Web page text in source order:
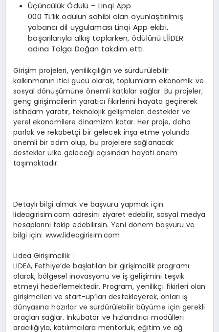
Üçüncülük Ödülü – Linqi App
000 TL’lik ödülün sahibi olan oyunlaştırılmış
yabancı dil uygulaması Linqi App ekibi,
başarılarıyla alkış toplarken, ödülünü LİİDER
adına Tolga Doğan takdim etti.
Girişim projeleri, yenilikçiliğin ve sürdürülebilir
kalkınmanın itici gücü olarak, toplumların ekonomik ve
sosyal dönüşümüne önemli katkılar sağlar. Bu projeler;
genç girişimcilerin yaratıcı fikirlerini hayata geçirerek
istihdam yaratır, teknolojik gelişmeleri destekler ve
yerel ekonomilere dinamizm katar. Her proje, daha
parlak ve rekabetçi bir gelecek inşa etme yolunda
önemli bir adım olup, bu projelere sağlanacak
destekler ülke geleceği açısından hayati önem
taşımaktadır.
Detaylı bilgi almak ve başvuru yapmak için
lideagirisim.com adresini ziyaret edebilir, sosyal medya
hesaplarını takip edebilirsin. Yeni dönem başvuru ve
bilgi için: www.lideagirisim.com
Lidea Girişimcilik :
LIDEA, Fethiye’de başlatılan bir girişimcilik programı
olarak, bölgesel inovasyonu ve iş gelişimini teşvik
etmeyi hedeflemektedir. Program, yenilikçi fikirleri olan
girişimcileri ve start-up’ları destekleyerek, onları iş
dünyasına hazırlar ve sürdürülebilir büyüme için gerekli
araçları sağlar. İnkübatör ve hızlandırıcı modülleri
aracılığıyla, katılımcılara mentorluk, eğitim ve ağ